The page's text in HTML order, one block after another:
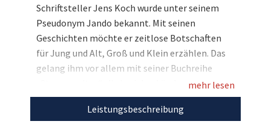
Schriftsteller Jens Koch wurde unter seinem
Pseudonym Jando bekannt. Mit seinen
Geschichten möchte er zeitlose Botschaften
für Jung und Alt, Groß und Klein erzählen. Das
gelang ihm vor allem mit seiner Buchreihe
„Sternenreiter“, die in vielen Ländern zum
Bestseller wurde und viele Menschen bewegt.
Für die NCL-Stiftung hat Jando den zweiten
mehr lesen
Leistungsbeschreibung